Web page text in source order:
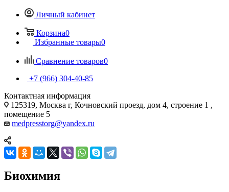
Личный кабинет
Корзина0
Избранные товары0
Сравнение товаров0
+7 (966) 304-40-85
Контактная информация
125319, Москва г, Кочновский проезд, дом 4, строение 1 ,
помещение 5
medpresstorg@yandex.ru
Биохимия